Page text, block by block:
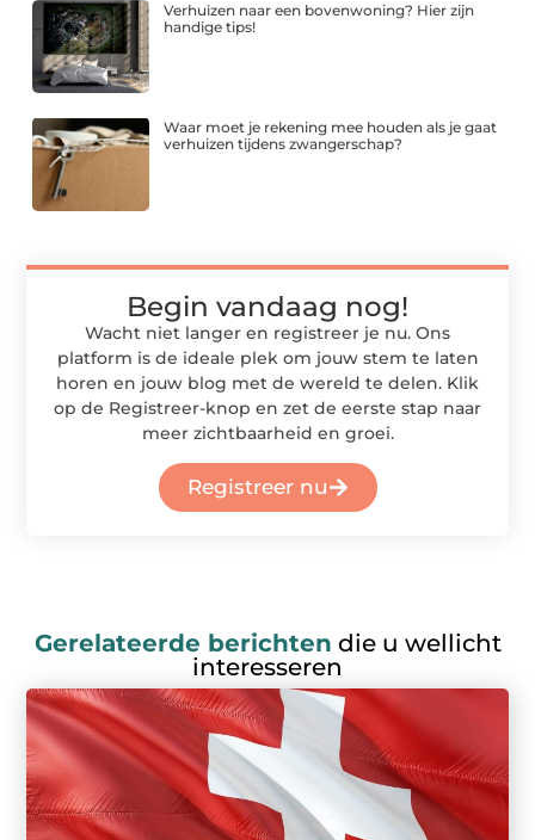
Verhuizen naar een bovenwoning? Hier zijn
handige tips!
Waar moet je rekening mee houden als je gaat
verhuizen tijdens zwangerschap?
Begin vandaag nog!
Wacht niet langer en registreer je nu. Ons
platform is de ideale plek om jouw stem te laten
horen en jouw blog met de wereld te delen. Klik
op de Registreer-knop en zet de eerste stap naar
meer zichtbaarheid en groei.
Registreer nu
Gerelateerde berichten die u wellicht
interesseren